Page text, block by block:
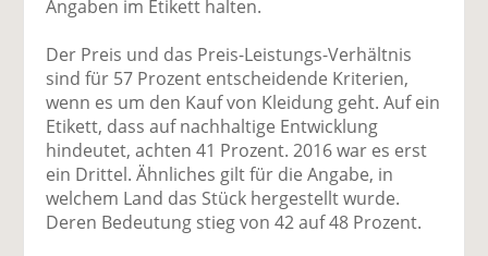
o
k
te
il
e
n
n
te
il
e
n
er
se
n
d
n
Angaben im Etikett halten.
Der Preis und das Preis-Leistungs-Verhältnis
sind für 57 Prozent entscheidende Kriterien,
wenn es um den Kauf von Kleidung geht. Auf ein
Etikett, dass auf nachhaltige Entwicklung
hindeutet, achten 41 Prozent. 2016 war es erst
ein Drittel. Ähnliches gilt für die Angabe, in
welchem Land das Stück hergestellt wurde.
Deren Bedeutung stieg von 42 auf 48 Prozent.